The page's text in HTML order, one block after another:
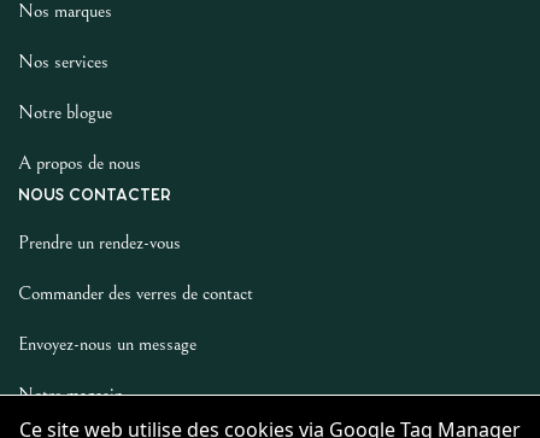
Ce site web utilise des cookies via Google Tag Manager
Nos marques
Nos services
Notre blogue
A propos de nous
NOUS CONTACTER
Prendre un rendez-vous
Commander des verres de contact
Envoyez-nous un message
Notre magasin
LES AUTRES